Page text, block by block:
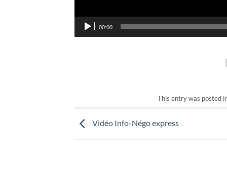
00:00
This entry was posted
Vidéo Info-Négo express